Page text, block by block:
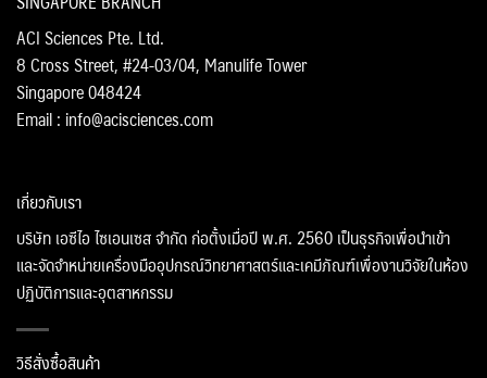
ACI Sciences Pte. Ltd.
8 Cross Street, #24-03/04, Manulife Tower
Singapore 048424
Email : info@acisciences.com
เกี่ยวกับเรา
บริษัท เอซีไอ ไซเอนเซส จำกัด ก่อตั้งเมื่อปี พ.ศ. 2560 เป็นธุรกิจเพื่อนำเข้า
และจัดจำหน่ายเครื่องมืออุปกรณ์วิทยาศาสตร์และเคมีภัณฑ์เพื่องานวิจัยในห้อง
ปฏิบัติการและอุตสาหกรรม
วิธีสั่งซื้อสินค้า